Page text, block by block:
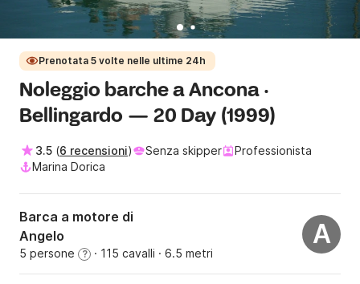
Prenotata 5 volte nelle ultime 24h
Noleggio barche a Ancona ·
Bellingardo — 20 Day (1999)
3.5 (6 recensioni) Senza skipper
Professionista
Marina Dorica
Barca a motore di
Angelo
5 persone ? · 115 cavalli · 6.5 metri
A